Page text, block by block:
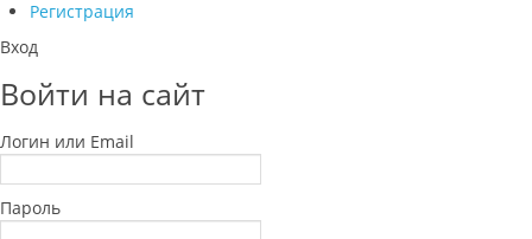
Регистрация
Вход
Войти на сайт
Логин или Email
Пароль